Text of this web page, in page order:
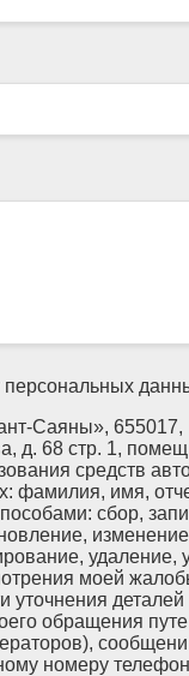
персональных
Саяны», 655017,
д. 68 стр. 1,
средств
фамилия, имя,
сбор,
удаление,
моей
уточнения
обращения
номеру